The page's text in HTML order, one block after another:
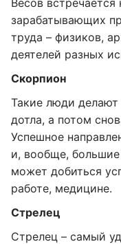
Весов
зарабатывающих
труда – физиков,
деятелей разных
Скорпион
Такие люди делают
дотла, а потом
Успешное
и, вообще,
может добиться
работе, медицине.
Стрелец
Стрелец – самый